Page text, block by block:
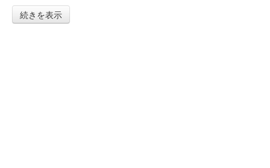
続きを表示